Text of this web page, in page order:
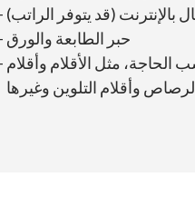
بالإنترنت (قد يتوفر الراتب)
حبر الطابعة والورق
الحاجة، مثل الأقلام وأقلام